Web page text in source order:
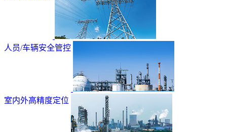
人员/车辆安全管控
室内外高精度定位